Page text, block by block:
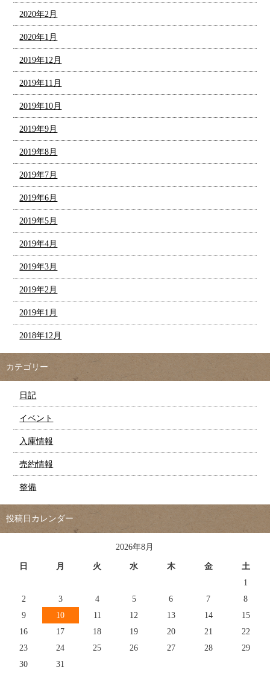
2020年2月
2020年1月
2019年12月
2019年11月
2019年10月
2019年9月
2019年8月
2019年7月
2019年6月
2019年5月
2019年4月
2019年3月
2019年2月
2019年1月
2018年12月
カテゴリー
日記
イベント
入庫情報
売約情報
整備
投稿日カレンダー
2026年8月
日 月 火 水 木 金 土
1
2
3 4 5 6 7
8
9
10 11 12 13 14
15
16
17 18 19 20 21
22
23
24 25 26 27 28
29
30
31